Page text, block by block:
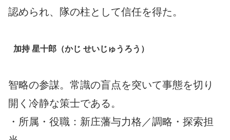
認められ、隊の柱として信任を得た。
加持 星十郎（かじ せいじゅうろう）
智略の参謀。常識の盲点を突いて事態を切り
開く冷静な策士である。
・所属・役職：新庄藩与力格／調略・探索担